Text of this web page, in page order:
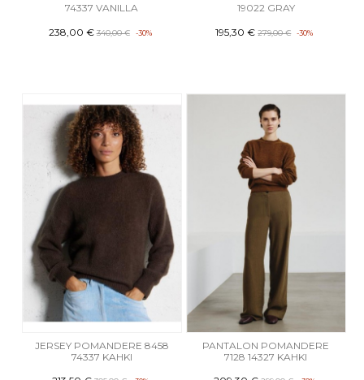
74337 VANILLA
238,00 € 340,00 € -30%
19022 GRAY
195,30 € 279,00 € -30%
JERSEY POMANDERE 8458
74337 KAHKI
PANTALON POMANDERE
7128 14327 KAHKI